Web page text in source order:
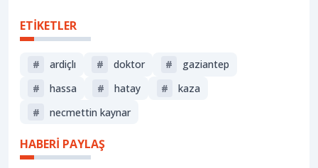
ETİKETLER
# ardiçlı # doktor #
gaziantep
#
hassa # hatay #
kaza
#
necmettin kaynar
HABERİ PAYLAŞ